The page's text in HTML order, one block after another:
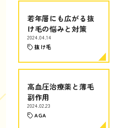
若年層にも広がる抜
け毛の悩みと対策
2024.04.14
抜け毛
高血圧治療薬と薄毛
副作用
2024.02.23
AGA